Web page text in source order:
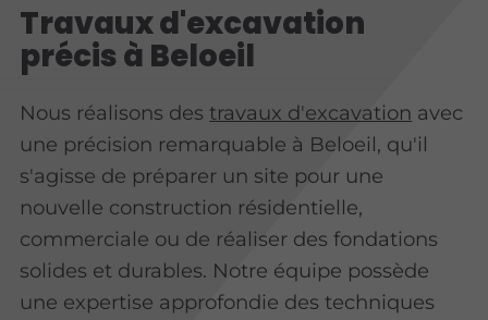
Travaux d'excavation
précis à Beloeil
Nous réalisons des travaux d'excavation avec
une précision remarquable à Beloeil, qu'il
s'agisse de préparer un site pour une
nouvelle construction résidentielle,
commerciale ou de réaliser des fondations
solides et durables. Notre équipe possède
une expertise approfondie des techniques